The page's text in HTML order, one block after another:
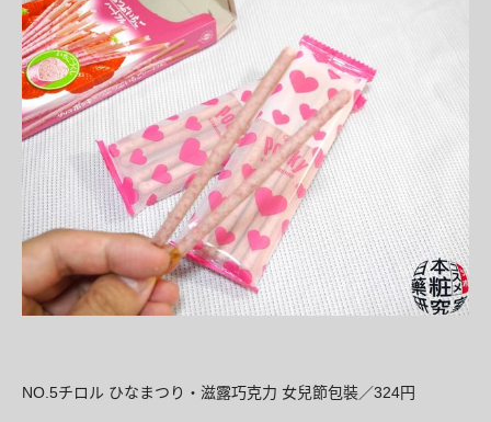
NO.5チロル ひなまつり ・ 滋露巧克力 女兒節包裝／324円